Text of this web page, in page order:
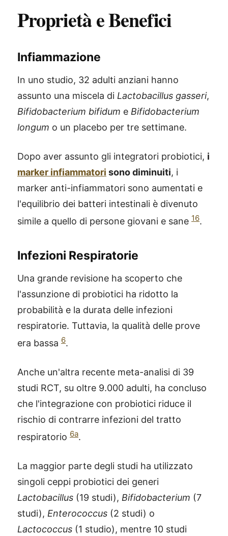
Proprietà e Benefici
Infiammazione
In uno studio, 32 adulti anziani hanno
assunto una miscela di Lactobacillus gasseri,
Bifidobacterium bifidum e Bifidobacterium
longum o un placebo per tre settimane.
Dopo aver assunto gli integratori probiotici, i
marker infiammatori sono diminuiti, i
marker anti-infiammatori sono aumentati e
l'equilibrio dei batteri intestinali è divenuto
simile a quello di persone giovani e sane 16.
Infezioni Respiratorie
Una grande revisione ha scoperto che
l'assunzione di probiotici ha ridotto la
probabilità e la durata delle infezioni
respiratorie. Tuttavia, la qualità delle prove
era bassa 6.
Anche un'altra recente meta-analisi di 39
studi RCT, su oltre 9.000 adulti, ha concluso
che l'integrazione con probiotici riduce il
rischio di contrarre infezioni del tratto
respiratorio 6a.
La maggior parte degli studi ha utilizzato
singoli ceppi probiotici dei generi
Lactobacillus (19 studi), Bifidobacterium (7
studi), Enterococcus (2 studi) o
Lactococcus (1 studio), mentre 10 studi